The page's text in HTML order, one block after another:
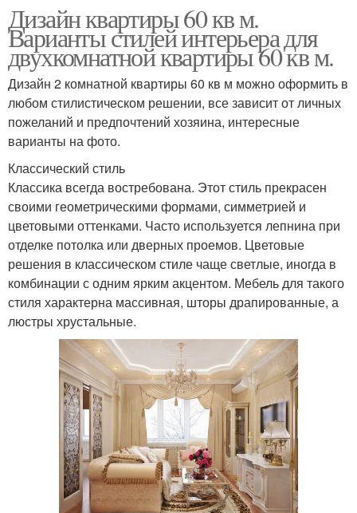
Дизайн квартиры 60 кв м.
Варианты стилей интерьера для
двухкомнатной квартиры 60 кв м.
Дизайн 2 комнатной квартиры 60 кв м можно оформить в
любом стилистическом решении, все зависит от личных
пожеланий и предпочтений хозяина, интересные
варианты на фото.
Классический стиль
Классика всегда востребована. Этот стиль прекрасен
своими геометрическими формами, симметрией и
цветовыми оттенками. Часто используется лепнина при
отделке потолка или дверных проемов. Цветовые
решения в классическом стиле чаще светлые, иногда в
комбинации с одним ярким акцентом. Мебель для такого
стиля характерна массивная, шторы драпированные, а
люстры хрустальные.